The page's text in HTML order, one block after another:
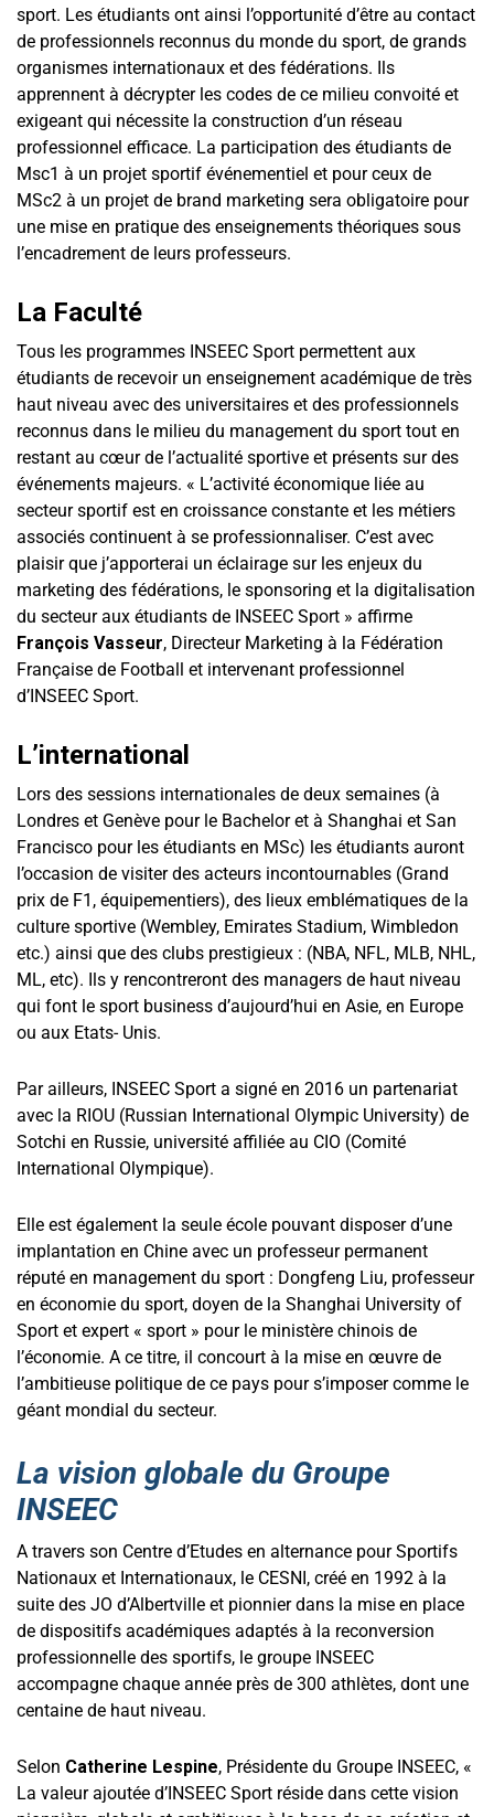
sport. Les étudiants ont ainsi l’opportunité d’être au contact
de professionnels reconnus du monde du sport, de grands
organismes internationaux et des fédérations. Ils
apprennent à décrypter les codes de ce milieu convoité et
exigeant qui nécessite la construction d’un réseau
professionnel efficace. La participation des étudiants de
Msc1 à un projet sportif événementiel et pour ceux de
MSc2 à un projet de brand marketing sera obligatoire pour
une mise en pratique des enseignements théoriques sous
l’encadrement de leurs professeurs.
La Faculté
Tous les programmes INSEEC Sport permettent aux
étudiants de recevoir un enseignement académique de très
haut niveau avec des universitaires et des professionnels
reconnus dans le milieu du management du sport tout en
restant au cœur de l’actualité sportive et présents sur des
événements majeurs. « L’activité économique liée au
secteur sportif est en croissance constante et les métiers
associés continuent à se professionnaliser. C’est avec
plaisir que j’apporterai un éclairage sur les enjeux du
marketing des fédérations, le sponsoring et la digitalisation
du secteur aux étudiants de INSEEC Sport » affirme
François Vasseur, Directeur Marketing à la Fédération
Française de Football et intervenant professionnel
d’INSEEC Sport.
L’international
Lors des sessions internationales de deux semaines (à
Londres et Genève pour le Bachelor et à Shanghai et San
Francisco pour les étudiants en MSc) les étudiants auront
l’occasion de visiter des acteurs incontournables (Grand
prix de F1, équipementiers), des lieux emblématiques de la
culture sportive (Wembley, Emirates Stadium, Wimbledon
etc.) ainsi que des clubs prestigieux : (NBA, NFL, MLB, NHL,
ML, etc). Ils y rencontreront des managers de haut niveau
qui font le sport business d’aujourd’hui en Asie, en Europe
ou aux Etats- Unis.
Par ailleurs, INSEEC Sport a signé en 2016 un partenariat
avec la RIOU (Russian International Olympic University) de
Sotchi en Russie, université affiliée au CIO (Comité
International Olympique).
Elle est également la seule école pouvant disposer d’une
implantation en Chine avec un professeur permanent
réputé en management du sport : Dongfeng Liu, professeur
en économie du sport, doyen de la Shanghai University of
Sport et expert « sport » pour le ministère chinois de
l’économie. A ce titre, il concourt à la mise en œuvre de
l’ambitieuse politique de ce pays pour s’imposer comme le
géant mondial du secteur.
La vision globale du Groupe
INSEEC
A travers son Centre d’Etudes en alternance pour Sportifs
Nationaux et Internationaux, le CESNI, créé en 1992 à la
suite des JO d’Albertville et pionnier dans la mise en place
de dispositifs académiques adaptés à la reconversion
professionnelle des sportifs, le groupe INSEEC
accompagne chaque année près de 300 athlètes, dont une
centaine de haut niveau.
Selon Catherine Lespine, Présidente du Groupe INSEEC, «
La valeur ajoutée d’INSEEC Sport réside dans cette vision